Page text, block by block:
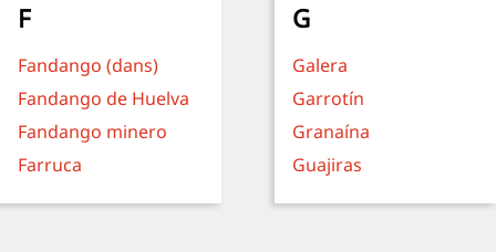
F
Fandango (dans)
Fandango de Huelva
Fandango minero
Farruca
G
Galera
Garrotín
Granaína
Guajiras